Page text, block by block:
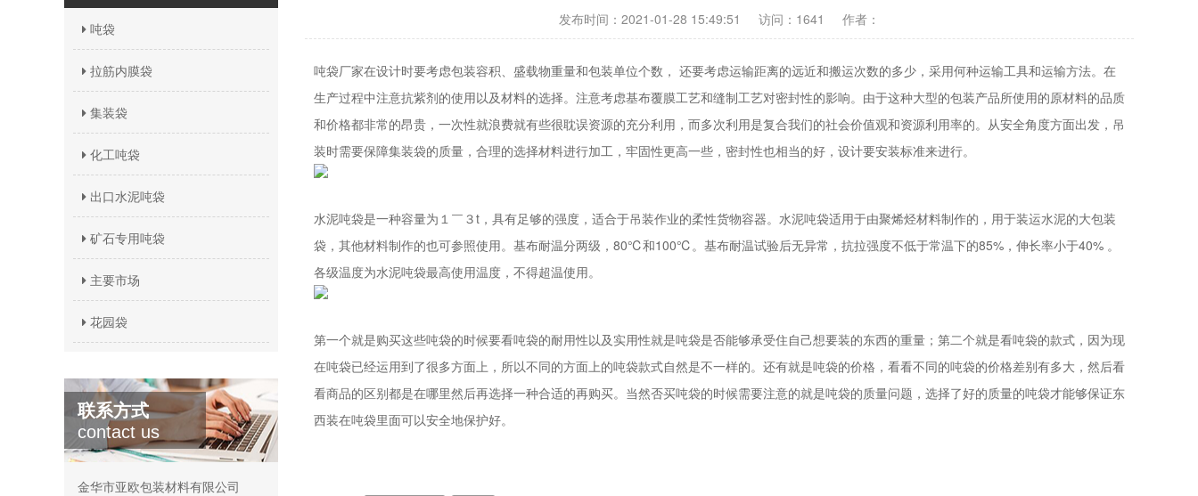
吨袋
拉筋内膜袋
集装袋
化工吨袋
出口水泥吨袋
矿石专用吨袋
主要市场
花园袋
联系方式
contact us
金华市亚欧包装材料有限公司
发布时间：2021-01-28 15:49:51 访问：1641 作者：
吨袋厂家在设计时要考虑包装容积、盛载物重量和包装单位个数， 还要考虑运输距离的远近和搬运次数的多少，采用何种运输工具和运输方法。在
生产过程中注意抗紫剂的使用以及材料的选择。注意考虑基布覆膜工艺和缝制工艺对密封性的影响。由于这种大型的包装产品所使用的原材料的品质
和价格都非常的昂贵，一次性就浪费就有些很耽误资源的充分利用，而多次利用是复合我们的社会价值观和资源利用率的。从安全角度方面出发，吊
装时需要保障集装袋的质量，合理的选择材料进行加工，牢固性更高一些，密封性也相当的好，设计要安装标准来进行。
水泥吨袋是一种容量为１￣３t，具有足够的强度，适合于吊装作业的柔性货物容器。水泥吨袋适用于由聚烯烃材料制作的，用于装运水泥的大包装
袋，其他材料制作的也可参照使用。基布耐温分两级，80℃和100℃。基布耐温试验后无异常，抗拉强度不低于常温下的85%，伸长率小于40% 。
各级温度为水泥吨袋最高使用温度，不得超温使用。
第一个就是购买这些吨袋的时候要看吨袋的耐用性以及实用性就是吨袋是否能够承受住自己想要装的东西的重量；第二个就是看吨袋的款式，因为现
在吨袋已经运用到了很多方面上，所以不同的方面上的吨袋款式自然是不一样的。还有就是吨袋的价格，看看不同的吨袋的价格差别有多大，然后看
看商品的区别都是在哪里然后再选择一种合适的再购买。当然否买吨袋的时候需要注意的就是吨袋的质量问题，选择了好的质量的吨袋才能够保证东
西装在吨袋里面可以安全地保护好。